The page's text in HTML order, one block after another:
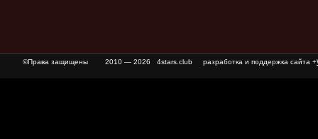
©Права защищены 2010 — 2026 4stars.club разработка и поддержка сайта +